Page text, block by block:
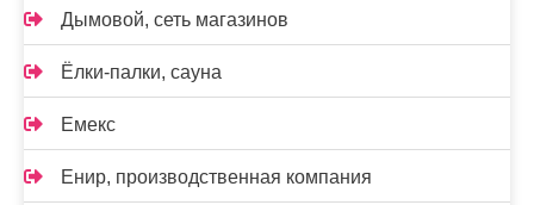
Дымовой, сеть магазинов
Ёлки-палки, сауна
Емекс
Енир, производственная компания